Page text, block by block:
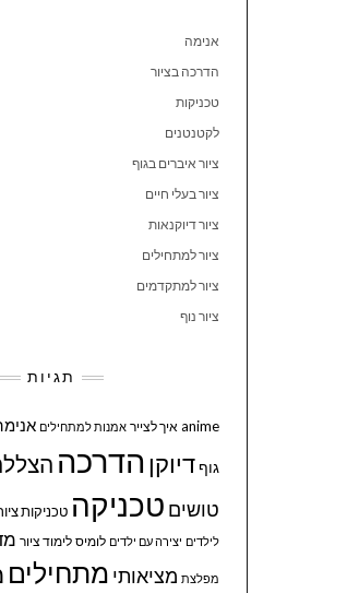
אנימה
הדרכה בציור
טכניקות
לקטנטנים
ציור איברים בגוף
ציור בעלי חיים
ציור דיוקנאות
ציור למתחילים
ציור למתקדמים
ציור נוף
תגיות
anime איך לצייר אמנות למתחילים
גוףדיוקן הדרכה
טושים טכניקה טכניקות
לילדים יצירה עם ילדים לומיס לימוד ציור
מפלצת מציאותי מתחילים